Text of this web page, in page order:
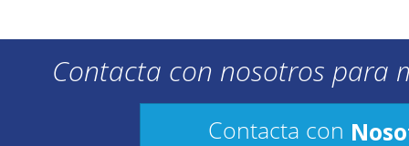
Contacta con nosotros para
Contacta con